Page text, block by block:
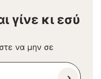
γίνε κι εσύ
να μην σε